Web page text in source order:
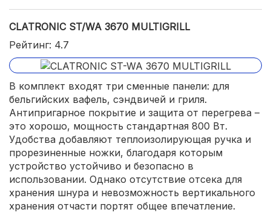
CLATRONIC ST/WA 3670 MULTIGRILL
Рейтинг: 4.7
В комплект входят три сменные панели: для
бельгийских вафель, сэндвичей и гриля.
Антипригарное покрытие и защита от перегрева –
это хорошо, мощность стандартная 800 Вт.
Удобства добавляют теплоизолирующая ручка и
прорезиненные ножки, благодаря которым
устройство устойчиво и безопасно в
использовании. Однако отсутствие отсека для
хранения шнура и невозможность вертикального
хранения отчасти портят общее впечатление.